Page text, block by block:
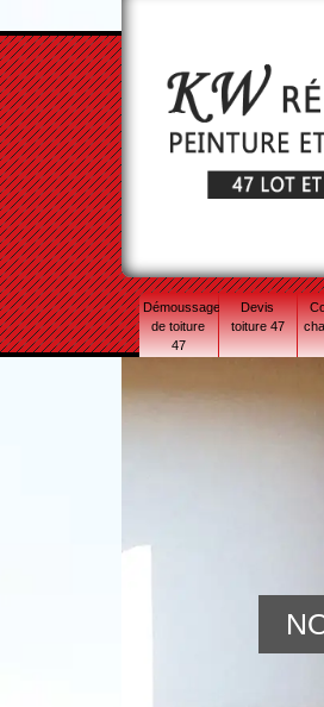
Démoussage
de toiture
47
Devis
toiture 47